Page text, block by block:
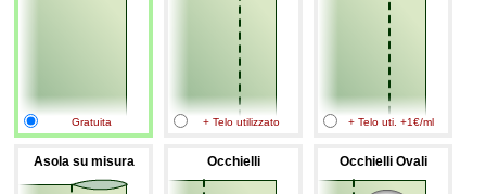
Gratuita + Telo utilizzato + Telo uti. +1€/ml
Asola su misura Occhielli Occhielli Ovali